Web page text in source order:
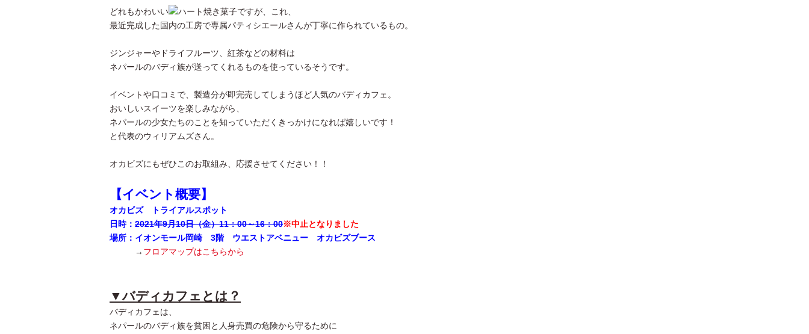
どれもかわいい
焼き菓子ですが、これ、
最近完成した国内の工房で専属パティシエールさんが丁寧に作られているもの。
ジンジャーやドライフルーツ、紅茶などの材料は
ネパールのバディ族が送ってくれるものを使っているそうです。
イベントや口コミで、製造分が即完売してしまうほど人気のバディカフェ。
おいしいスイーツを楽しみながら、
ネパールの少女たちのことを知っていただくきっかけになれば嬉しいです！
と代表のウィリアムズさん。
オカビズにもぜひこのお取組み、応援させてください！！
【イベント概要】
オカビズ トライアルスポット
日時： 2021年9月10日（金）11：00～16：00※中止となりました
場所：イオンモール岡崎 3階 ウエストアベニュー オカビズブース
→ フロアマップはこちらから
▼バディカフェとは？
バディカフェは、
ネパールのバディ族を貧困と人身売買の危険から守るために